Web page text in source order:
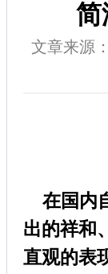
简
文章来源
在国内
出的祥和
直观的表